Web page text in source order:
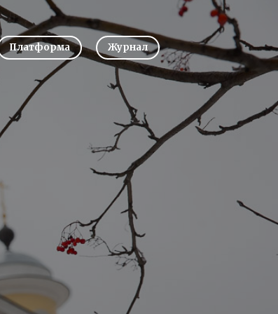
Платформа Журнал